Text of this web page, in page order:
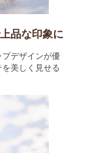
品な印象に
デザインが優
美しく見せる